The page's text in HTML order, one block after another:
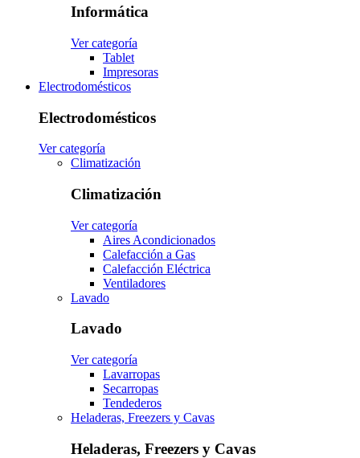
Informática
Ver categoría
Tablet
Impresoras
Electrodomésticos
Electrodomésticos
Ver categoría
Climatización
Climatización
Ver categoría
Aires Acondicionados
Calefacción a Gas
Calefacción Eléctrica
Ventiladores
Lavado
Lavado
Ver categoría
Lavarropas
Secarropas
Tendederos
Heladeras, Freezers y Cavas
Heladeras, Freezers y Cavas